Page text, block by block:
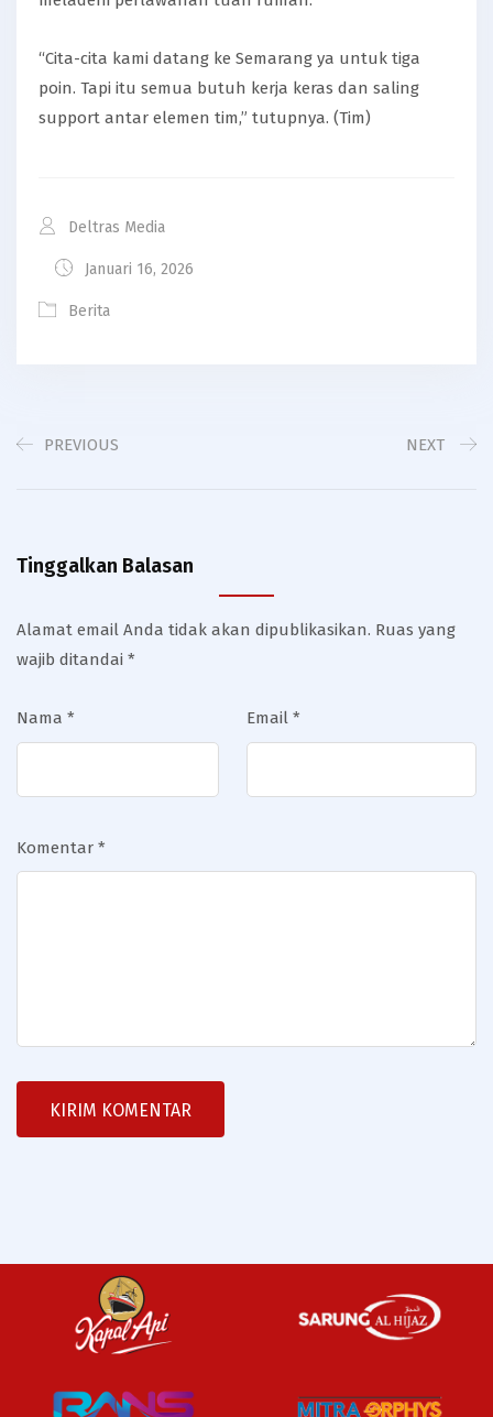
“Cita-cita kami datang ke Semarang ya untuk tiga
poin. Tapi itu semua butuh kerja keras dan saling
support antar elemen tim,” tutupnya. (Tim)
Deltras Media
Januari 16, 2026
Berita
PREVIOUS NEXT
Tinggalkan Balasan
Alamat email Anda tidak akan dipublikasikan. Ruas yang
wajib ditandai *
Nama * Email *
Komentar *